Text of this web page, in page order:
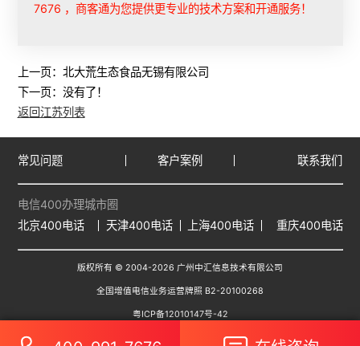
7676 ，商客通为您提供更专业的技术方案和开通服务！
上一页： 北大荒生态食品无锡有限公司
下一页：没有了！
返回江苏列表
常见问题 客户案例 联系我们
电信400办理城市圈
北京400电话
天津400电话 上海400电话 重庆400电话
版权所有 © 2004-2026 广州中汇信息技术有限公司
全国增值电信业务运营牌照 B2-20100268
粤ICP备12010147号-42